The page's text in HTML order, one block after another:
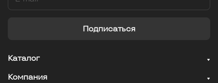
Подписаться
Каталог
Компания